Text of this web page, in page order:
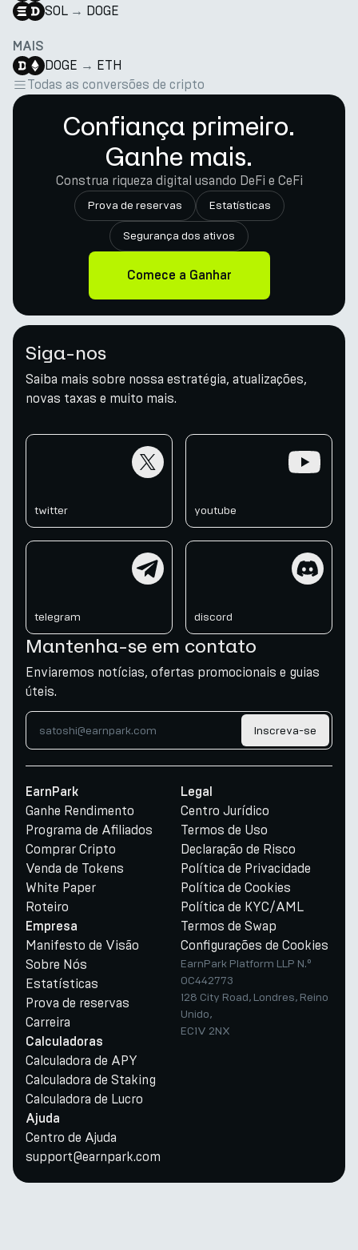
SOL → DOGE
MAIS
DOGE → ETH
Todas as conversões de cripto
Confiança primeiro.
Ganhe mais.
Construa riqueza digital usando DeFi e CeFi
Prova de reservas Estatísticas
Segurança dos ativos
Comece a Ganhar
Siga-nos
Saiba mais sobre nossa estratégia, atualizações,
novas taxas e muito mais.
twitter youtube
telegram discord
Mantenha-se em contato
Enviaremos notícias, ofertas promocionais e guias
úteis.
Inscreva-se
EarnPark
Ganhe Rendimento
Programa de Afiliados
Comprar Cripto
Venda de Tokens
White Paper
Roteiro
Empresa
Manifesto de Visão
Sobre Nós
Estatísticas
Prova de reservas
Carreira
Calculadoras
Calculadora de APY
Calculadora de Staking
Calculadora de Lucro
Ajuda
Centro de Ajuda
support@earnpark.com
Legal
Centro Jurídico
Termos de Uso
Declaração de Risco
Política de Privacidade
Política de Cookies
Política de KYC/AML
Termos de Swap
Configurações de Cookies
EarnPark Platform LLP N.º
OC442773
128 City Road, Londres, Reino
Unido,
EC1V 2NX